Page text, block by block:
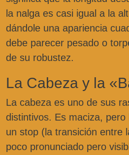
la nalga es casi igual a la
dándole una apariencia
debe parecer pesado o
de su robustez.
La Cabeza y la
La cabeza es uno de sus
distintivos. Es maciza, pero
un stop (la transición entre
poco pronunciado pero